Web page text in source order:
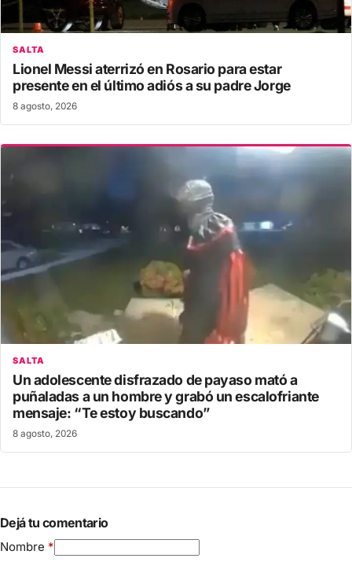
SALTA
Lionel Messi aterrizó en Rosario para estar
presente en el último adiós a su padre Jorge
8 agosto, 2026
SALTA
Un adolescente disfrazado de payaso mató a
puñaladas a un hombre y grabó un escalofriante
mensaje: “Te estoy buscando”
8 agosto, 2026
Dejá tu comentario
Nombre *